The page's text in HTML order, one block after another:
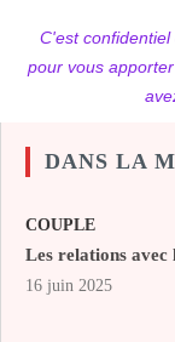
C'est
pour vous
DANS LA
COUPLE
Les relations avec
16 juin 2025